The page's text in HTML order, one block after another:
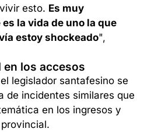
esto. Es muy
la vida de uno la que
estoy shockeado",
en los accesos
legislador santafesino se
de incidentes similares que
en los ingresos y